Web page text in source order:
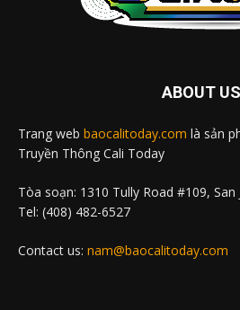
ABOUT US
Trang web baocalitoday.com là sản
Truyền Thông Cali Today
Tòa soạn: 1310 Tully Road #109, San
Tel: (408) 482-6527
Contact us: nam@baocalitoday.com